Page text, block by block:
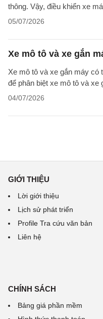
thông. Vậy, điều khiển xe
05/07/2026
Xe mô tô và xe gắn
Xe mô tô và xe gắn máy có
để phân biệt xe mô tô và xe
04/07/2026
GIỚI THIỆU
Lời giới thiệu
Lịch sử phát triển
Profile Tra cứu văn bản
Liên hệ
CHÍNH SÁCH
Bảng giá phần mềm